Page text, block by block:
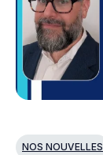
NOS NOUVELLES